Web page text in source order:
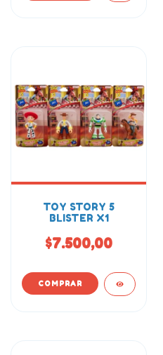
TOY STORY 5
BLISTER X1
$7.500,00